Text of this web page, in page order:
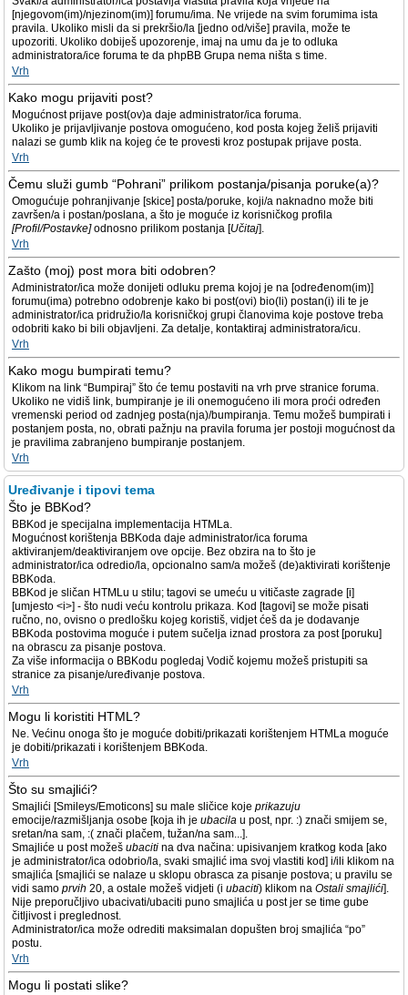
[njegovom(im)/njezinom(im)] forumu/ima. Ne vrijede na svim forumima ista
pravila. Ukoliko misli da si prekršio/la [jedno od/više] pravila, može te
upozoriti. Ukoliko dobiješ upozorenje, imaj na umu da je to odluka
administratora/ice foruma te da phpBB Grupa nema ništa s time.
Vrh
Kako mogu prijaviti post?
Mogućnost prijave post(ov)a daje administrator/ica foruma.
Ukoliko je prijavljivanje postova omogućeno, kod posta kojeg želiš prijaviti
nalazi se gumb klik na kojeg će te provesti kroz postupak prijave posta.
Vrh
Čemu služi gumb “Pohrani” prilikom postanja/pisanja poruke(a)?
Omogućuje pohranjivanje [skice] posta/poruke, koji/a naknadno može biti
završen/a i postan/poslana, a što je moguće iz korisničkog profila
[Profil/Postavke]odnosno prilikom postanja [Učitaj].
Vrh
Zašto (moj) post mora biti odobren?
Administrator/ica može donijeti odluku prema kojoj je na [određenom(im)]
forumu(ima) potrebno odobrenje kako bi post(ovi) bio(li) postan(i) ili te je
administrator/ica pridružio/la korisničkoj grupi članovima koje postove treba
odobriti kako bi bili objavljeni. Za detalje, kontaktiraj administratora/icu.
Vrh
Kako mogu bumpirati temu?
Klikom na link “Bumpiraj” što će temu postaviti na vrh prve stranice foruma.
Ukoliko ne vidiš link, bumpiranje je ili onemogućeno ili mora proći određen
vremenski period od zadnjeg posta(nja)/bumpiranja. Temu možeš bumpirati i
postanjem posta, no, obrati pažnju na pravila foruma jer postoji mogućnost da
je pravilima zabranjeno bumpiranje postanjem.
Vrh
Uređivanje i tipovi tema
Što je BBKod?
BBKod je specijalna implementacija HTMLa.
Mogućnost korištenja BBKoda daje administrator/ica foruma
aktiviranjem/deaktiviranjem ove opcije. Bez obzira na to što je
administrator/ica odredio/la, opcionalno sam/a možeš (de)aktivirati korištenje
BBKoda.
BBKod je sličan HTMLu u stilu; tagovi se umeću u vitičaste zagrade [i]
[umjesto <i>] - što nudi veću kontrolu prikaza. Kod [tagovi] se može pisati
ručno, no, ovisno o predlošku kojeg koristiš, vidjet ćeš da je dodavanje
BBKoda postovima moguće i putem sučelja iznad prostora za post [poruku]
na obrascu za pisanje postova.
Za više informacija o BBKodu pogledaj Vodič kojemu možeš pristupiti sa
stranice za pisanje/uređivanje postova.
Vrh
Mogu li koristiti HTML?
Ne. Većinu onoga što je moguće dobiti/prikazati korištenjem HTMLa moguće
je dobiti/prikazati i korištenjem BBKoda.
Vrh
Što su smajlići?
Smajlići [Smileys/Emoticons] su male sličice koje prikazuju
emocije/razmišljanja osobe [koja ih je ubacila u post, npr. :) znači smijem se,
sretan/na sam, :( znači plačem, tužan/na sam...].
Smajliće u post možeš ubaciti na dva načina: upisivanjem kratkog koda [ako
je administrator/ica odobrio/la, svaki smajlić ima svoj vlastiti kod] i/ili klikom na
smajlića [smajlići se nalaze u sklopu obrasca za pisanje postova; u pravilu se
vidi samo prvih 20, a ostale možeš vidjeti (i ubaciti) klikom na Ostali smajlići].
Nije preporučljivo ubacivati/ubaciti puno smajlića u post jer se time gube
čitljivost i preglednost.
Administrator/ica može odrediti maksimalan dopušten broj smajlića “po”
postu.
Vrh
Mogu li postati slike?